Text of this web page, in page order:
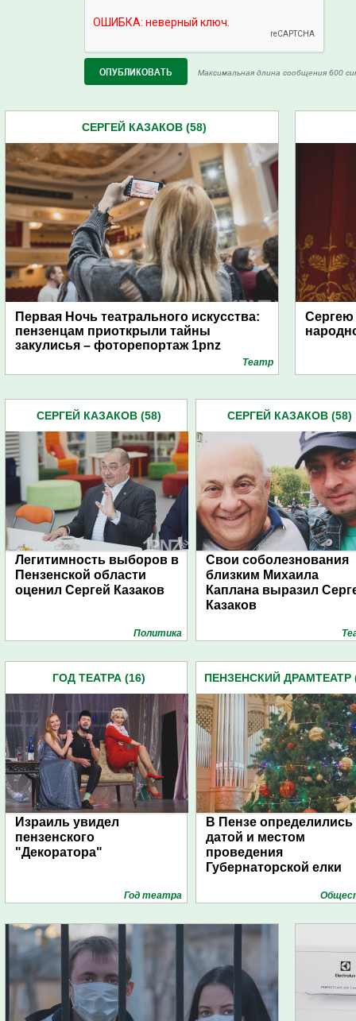
Максимальная длина сообщения 600
СЕРГЕЙ КАЗАКОВ (58)
Первая Ночь театрального искусства:
пензенцам приоткрыли тайны
закулисья – фоторепортаж 1pnz
Театр
Сергею
СЕРГЕЙ КАЗАКОВ (58)
Легитимность выборов в
Пензенской области
оценил Сергей Казаков
Политика
СЕРГЕЙ КАЗАКОВ (58)
Свои соболезнования
близким Михаила
Каплана выразил
Казаков
ГОД ТЕАТРА (16)
Израиль увидел
пензенского
"Декоратора"
Год театра
ПЕНЗЕНСКИЙ ДРАМТЕАТР
В Пензе определились
датой и местом
проведения
Губернаторской елки